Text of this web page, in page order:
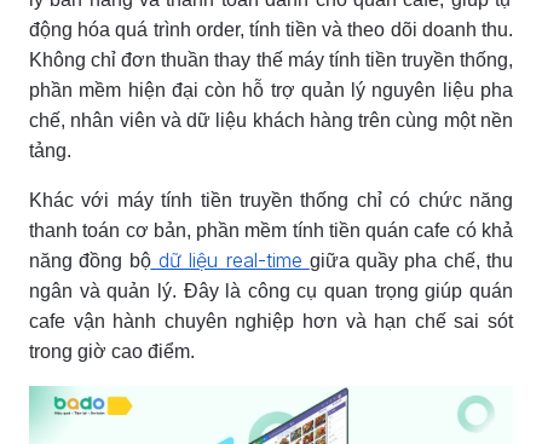
động hóa quá trình order, tính tiền và theo dõi doanh thu.
Không chỉ đơn thuần thay thế máy tính tiền truyền thống,
phần mềm hiện đại còn hỗ trợ quản lý nguyên liệu pha
chế, nhân viên và dữ liệu khách hàng trên cùng một nền
tảng.
Khác với máy tính tiền truyền thống chỉ có chức năng
thanh toán cơ bản, phần mềm tính tiền quán cafe có khả
năng đồng bộdữ liệu real-time giữa quầy pha chế, thu
ngân và quản lý. Đây là công cụ quan trọng giúp quán
cafe vận hành chuyên nghiệp hơn và hạn chế sai sót
trong giờ cao điểm.